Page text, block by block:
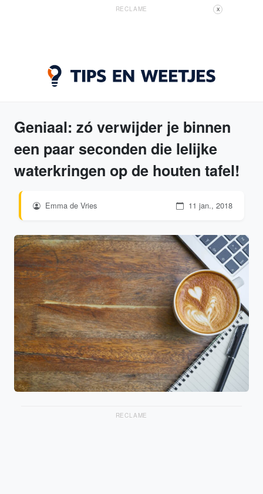
RECLAME X
Geniaal: zó verwijder je binnen
een paar seconden die lelijke
waterkringen op de houten tafel!
Emma de Vries 11 jan., 2018
RECLAME